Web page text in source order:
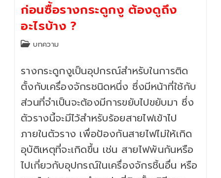
ก่อนซื้อรางกระดูกงู ต้องดูถึง
อะไรบ้าง ?
Postบทความ
รางกระดูกงูเป็นอุปกรณ์สำหรับในการติด
ตั้งกับเครื่องจักรชนิดหนึ่ง ซึ่งมีหน้าที่ใช้กับ
ส่วนที่จำเป็นจะต้องมีการขยับไปขยับมา ซึ่ง
ตัวรางนี้จะมีไว้สำหรับร้อยสายไฟเข้าไป
ภายในตัวราง เพื่อป้องกันสายไฟไม่ให้เกิด
อุบัติเหตุที่จะเกิดขึ้น เช่น สายไฟพันกันหรือ
ไปเกี่ยวกับอุปกรณ์ในเครื่องจักรชิ้นอื่น หรือ